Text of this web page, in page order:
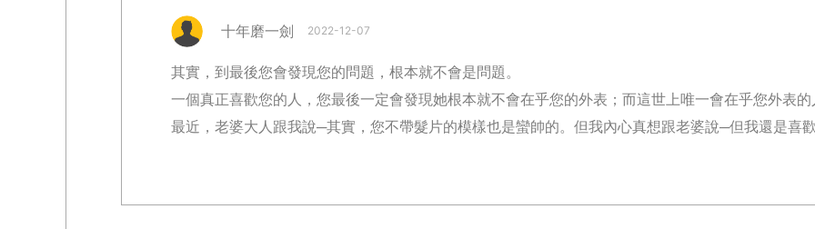
十年磨一劍 2022-12-07
其實，到最後您會發現您的問題，根本就不會是問題。
一個真正喜歡您的人，您最後一定會發現她根本就不會在乎您的外表；而這世上唯一會在乎您外表
最近，老婆大人跟我說─其實，您不帶髮片的模樣也是蠻帥的。但我內心真想跟老婆說─但我還是喜